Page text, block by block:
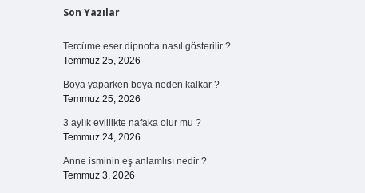
Sidebar
Son Yazılar
Tercüme eser dipnotta nasıl gösterilir ?
Temmuz 25, 2026
Boya yaparken boya neden kalkar ?
Temmuz 25, 2026
3 aylık evlilikte nafaka olur mu ?
Temmuz 24, 2026
Anne isminin eş anlamlısı nedir ?
Temmuz 3, 2026